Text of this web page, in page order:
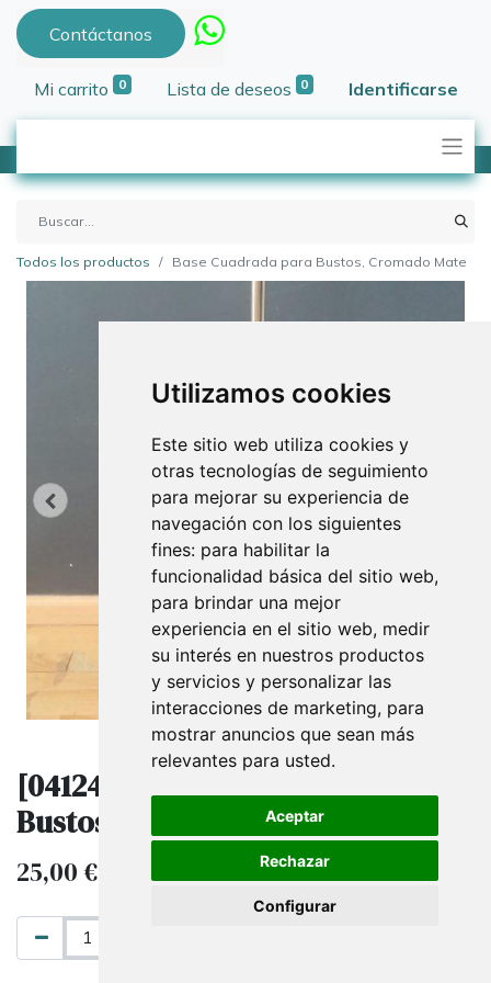
Utilizamos cookies
Este sitio web utiliza cookies y
otras tecnologías de seguimiento
para mejorar su experiencia de
navegación con los siguientes
fines: para habilitar la
funcionalidad básica del sitio web,
para brindar una mejor
experiencia en el sitio web, medir
su interés en nuestros productos
y servicios y personalizar las
interacciones de marketing, para
mostrar anuncios que sean más
relevantes para usted.
Aceptar
Rechazar
Configurar
Contáctanos
Mi carrito 0 Lista de deseos 0 Identificarse
Todos los productos Base Cuadrada para Bustos, Cromado Mate
[041246] Base Cuadrada para
Bustos, Cromado Mate
25,00€ IVA excluido